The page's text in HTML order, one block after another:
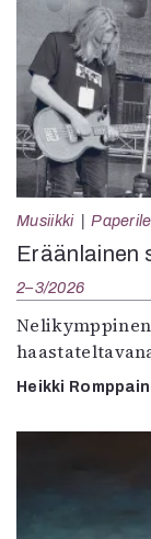
Musiikki
Eräänlainen
2–3/2026
Heikki